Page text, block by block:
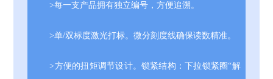
>每一支产品拥有独立编号，方便追溯。
>单/双标度激光打标。微分刻度线确保读数精准。
>方便的扭矩调节设计。锁紧结构：下拉锁紧圈“解